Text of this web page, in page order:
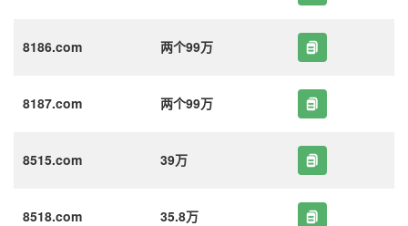
8186.com 两个99万
8187.com 两个99万
8515.com 39万
8518.com 35.8万